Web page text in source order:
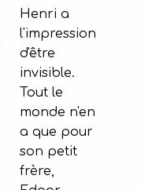
Henri a
l'impression
d'être
invisible.
Tout le
monde n'en
a que pour
son petit
frère,